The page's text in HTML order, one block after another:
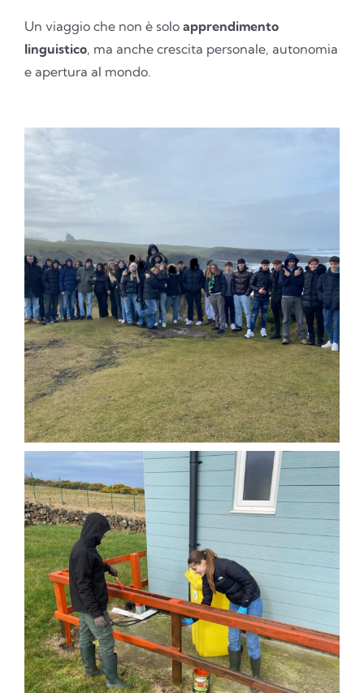
Un viaggio che non è solo apprendimento
linguistico, ma anche crescita personale, autonomia
e apertura al mondo.